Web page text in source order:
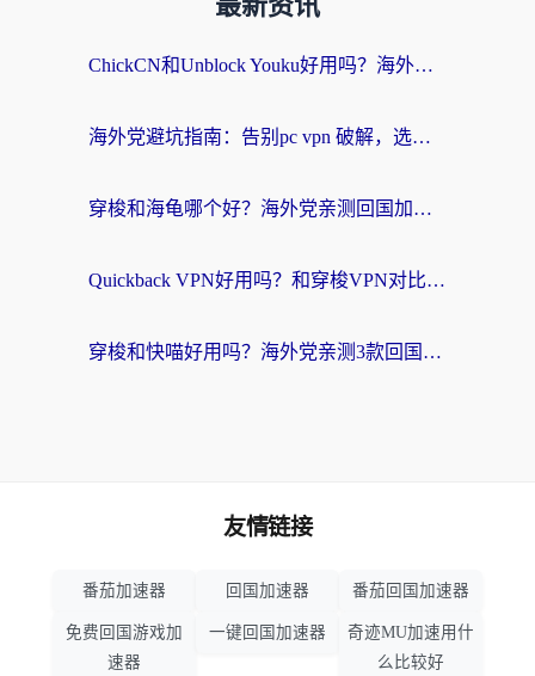
最新资讯
ChickCN和Unblock Youku好用吗？海外党亲测3款回国加速器，附iOS免费选择指南
海外党避坑指南：告别pc vpn 破解，选对回国加速器轻松访问国内资源
穿梭和海龟哪个好？海外党亲测回国加速器，附电脑免费VPN推荐
Quickback VPN好用吗？和穿梭VPN对比哪个回国效果更好？海外党必看的真实测评与选择指南
穿梭和快喵好用吗？海外党亲测3款回国加速器，附日本回国VPN避坑指南
友情链接
番茄加速器 回国加速器 番茄回国加速器
免费回国游戏加
速器
一键回国加速器
奇迹MU加速用什
么比较好